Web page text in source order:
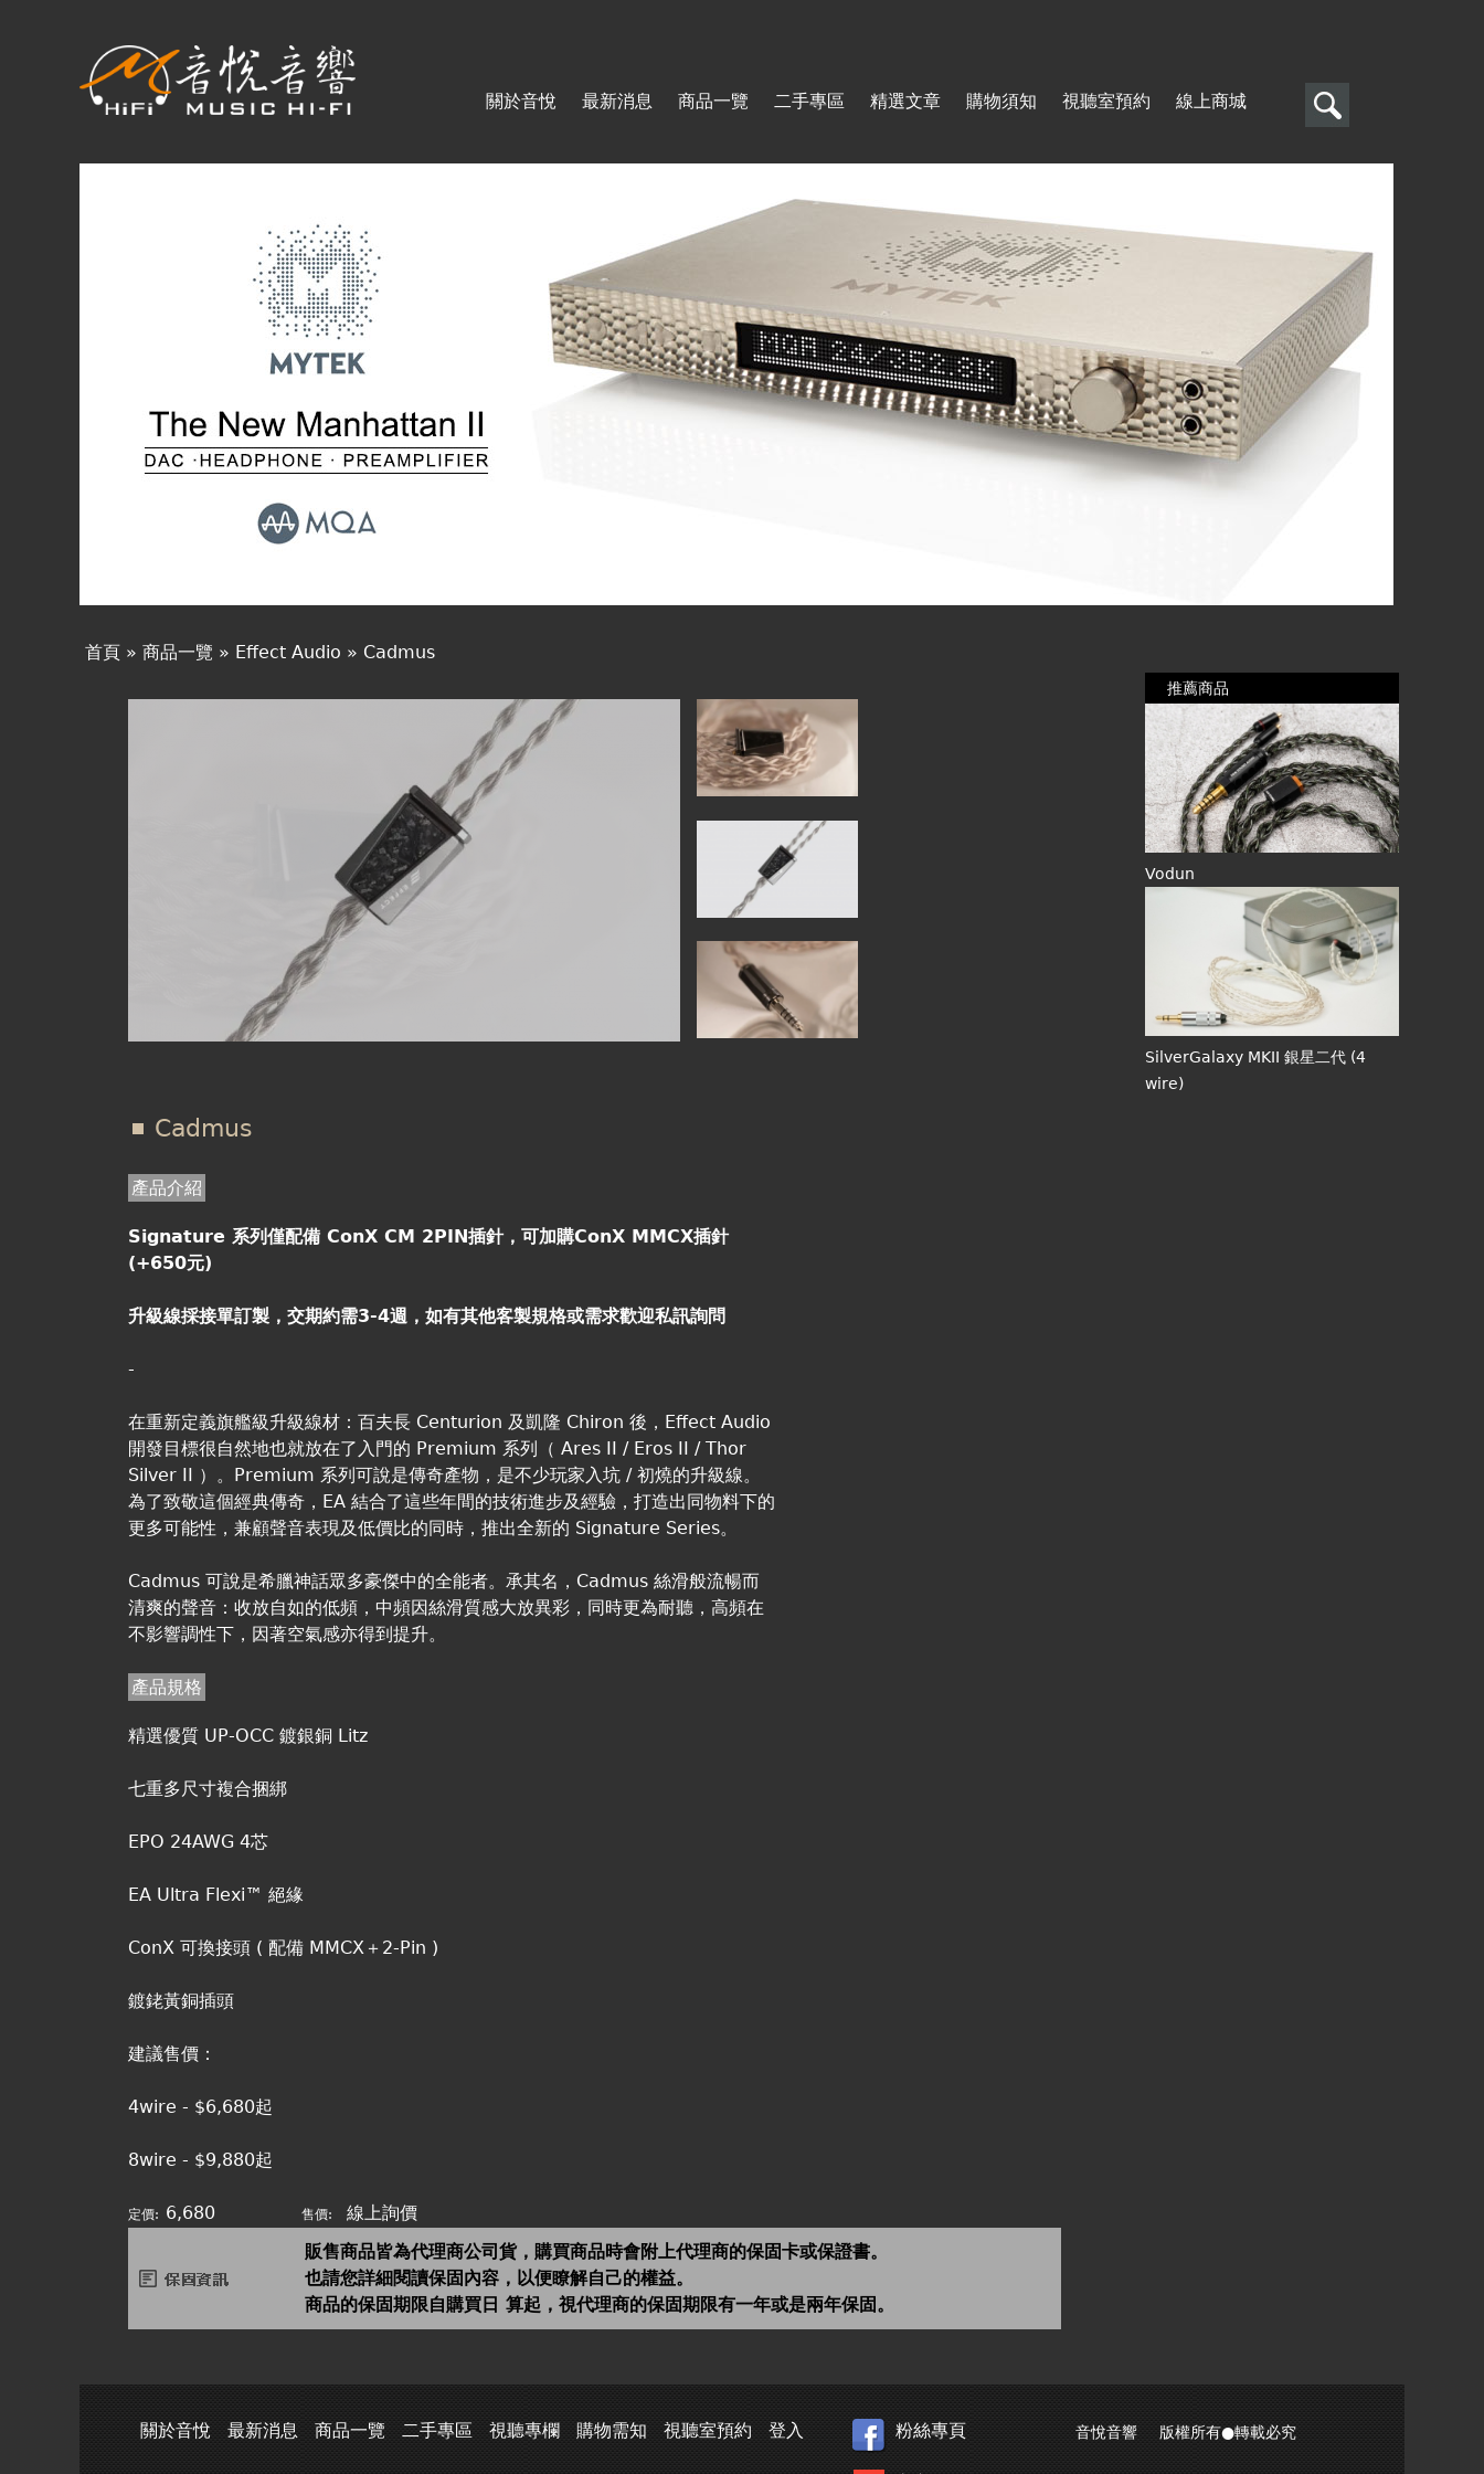
關於音悅 最新消息 商品一覽 二手專區 精選文章 購物須知 視聽室預約 線上商城
搜
表
單
搜
尋
您
首頁 » 商品一覽 » Effect Audio » Cadmus
Cadmus
產品介紹
Signature 系列僅配備 ConX CM 2PIN插針，可加購ConX MMCX插針
(+650元)
升級線採接單訂製，交期約需3-4週，如有其他客製規格或需求歡迎私訊詢問
-
在重新定義旗艦級升級線材：百夫長 Centurion 及凱隆 Chiron 後，Effect Audio
開發目標很自然地也就放在了入門的 Premium 系列（ Ares II / Eros II / Thor
Silver II ）。Premium 系列可說是傳奇產物，是不少玩家入坑 / 初燒的升級線。
為了致敬這個經典傳奇，EA 結合了這些年間的技術進步及經驗，打造出同物料下的
更多可能性，兼顧聲音表現及低價比的同時，推出全新的 Signature Series。
Cadmus 可說是希臘神話眾多豪傑中的全能者。承其名，Cadmus 絲滑般流暢而
清爽的聲音：收放自如的低頻，中頻因絲滑質感大放異彩，同時更為耐聽，高頻在
不影響調性下，因著空氣感亦得到提升。
產品規格
精選優質 UP-OCC 鍍銀銅 Litz
七重多尺寸複合捆綁
EPO 24AWG 4芯
EA Ultra Flexi™ 絕緣
ConX 可換接頭 ( 配備 MMCX＋2-Pin )
鍍銠黃銅插頭
建議售價：
4wire - $6,680起
8wire - $9,880起
定價: 6,680 售價:
線上詢價
販售商品皆為代理商公司貨，購買商品時會附上代理商的保固卡或保證書。
也請您詳細閱讀保固內容，以便瞭解自己的權益。
商品的保固期限自購買日 算起，視代理商的保固期限有一年或是兩年保固。
推薦商品
Vodun
SilverGalaxy MKII 銀星二代 (4
wire)
關於音悅 最新消息 商品一覽 二手專區 視聽專欄 購物需知 視聽室預約 登入 粉絲專頁 音悅音響 版權所有●轉載必究